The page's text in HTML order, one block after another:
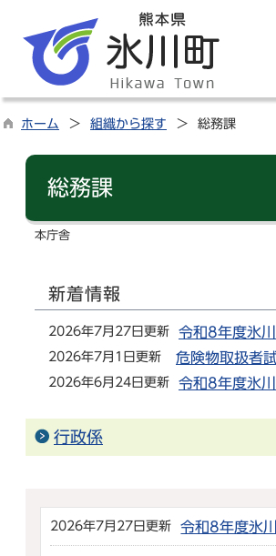
ホーム 組織から探す 総務課
総務課
本庁舎
新着情報
2026年7月27日更新 令和8年度氷
2026年7月1日更新 危険物取扱者
2026年6月24日更新 令和8年度氷
行政係
2026年7月27日更新 令和8年度氷